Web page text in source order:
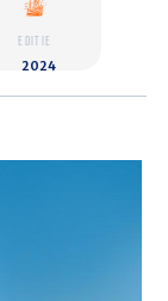
EDITIE
2024